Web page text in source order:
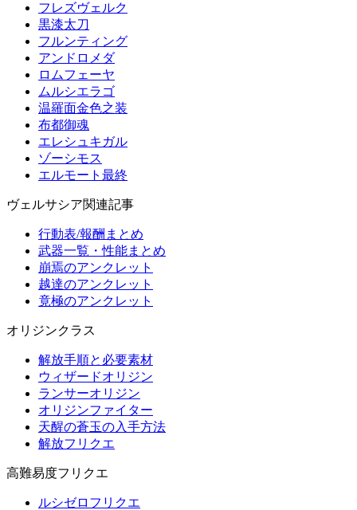
フレズヴェルク
黒漆太刀
フルンティング
アンドロメダ
ロムフェーヤ
ムルシエラゴ
温羅面金色之装
布都御魂
エレシュキガル
ゾーシモス
エルモート最終
ヴェルサシア関連記事
行動表/報酬まとめ
武器一覧・性能まとめ
崩焉のアンクレット
越達のアンクレット
竟極のアンクレット
オリジンクラス
解放手順と必要素材
ウィザードオリジン
ランサーオリジン
オリジンファイター
天醒の蒼玉の入手方法
解放フリクエ
高難易度フリクエ
ルシゼロフリクエ